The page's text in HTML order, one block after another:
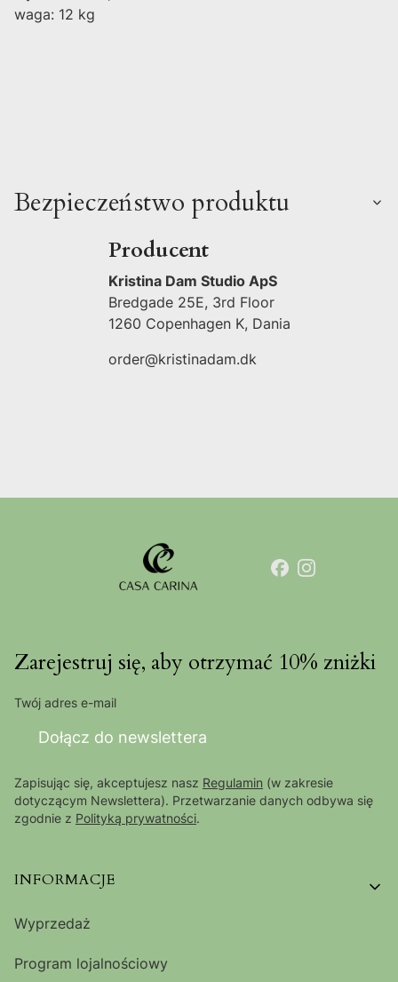
waga: 12 kg
Bezpieczeństwo produktu
Producent
Kristina Dam Studio ApS
Bredgade 25E, 3rd Floor
1260 Copenhagen K, Dania
order@kristinadam.dk
Zarejestruj się, aby otrzymać 10% zniżki
Twój adres e-mail
Dołącz do newslettera
Zapisując się, akceptujesz nasz Regulamin (w zakresie
dotyczącym Newslettera). Przetwarzanie danych odbywa się
zgodnie z Polityką prywatności.
Linki w stopce
INFORMACJE
Wyprzedaż
Program lojalnościowy